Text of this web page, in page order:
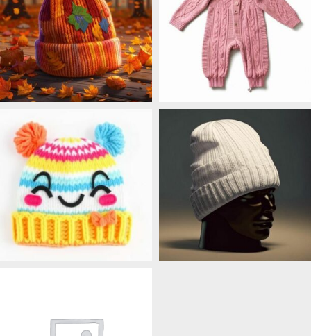
ОСЕНЬ-ВЕСНА
86 продуктов
ДЕТСКАЯ ОДЕЖДА
8 продуктов